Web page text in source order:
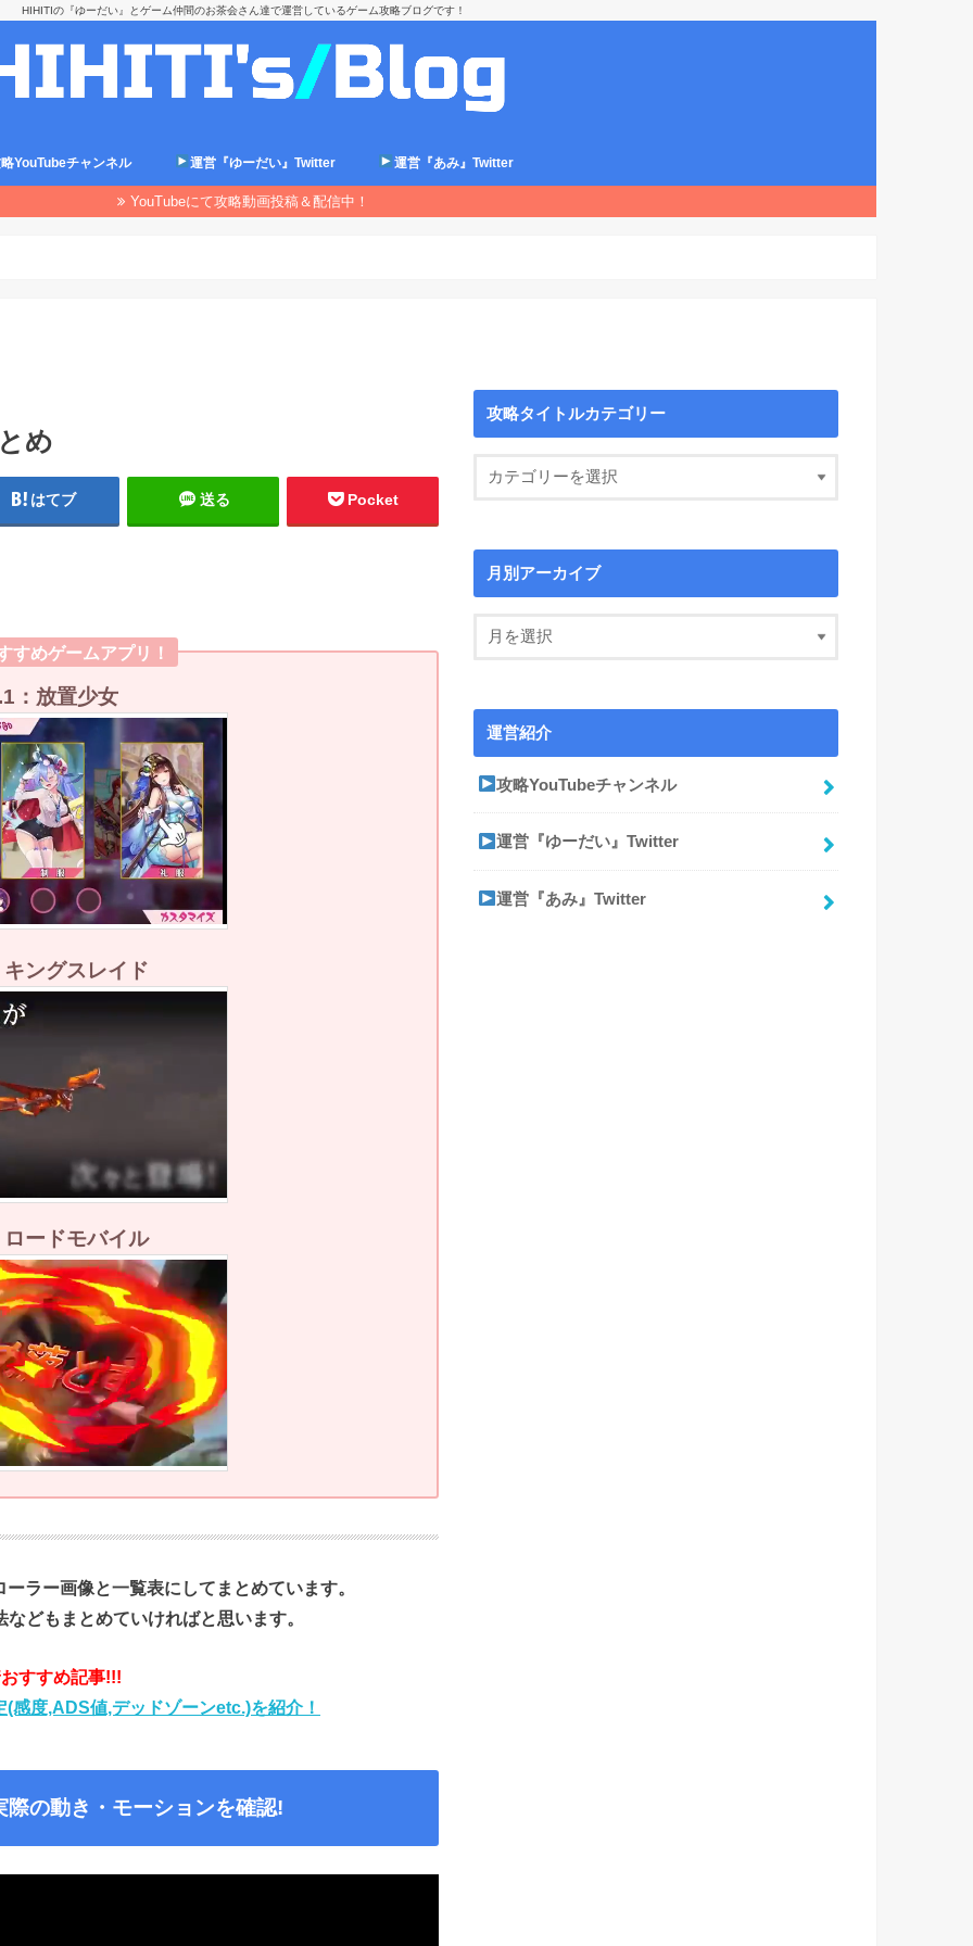
HIHITIの『ゆーだい』とゲーム仲間のお茶会さん達で運営しているゲーム攻略ブログです！
YouTubeチャンネル 運営『ゆーだい』Twitter 運営『あみ』Twitter
YouTubeにて攻略動画投稿＆配信中！
め
はてブ 送る Pocket
すめゲームアプリ！
：放置少女
ングスレイド
ードモバイル
ラー画像と一覧表にしてまとめています。
どもまとめていければと思います。
すすめ記事!!!
感度,ADS値,デッドゾーンetc.)を紹介！
の動き・モーションを確認!
攻略タイトルカテゴリー
月別アーカイブ
運営紹介
攻略YouTubeチャンネル
運営『ゆーだい』Twitter
運営『あみ』Twitter